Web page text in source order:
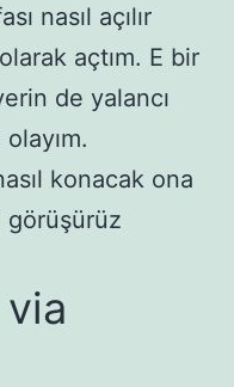
nasıl açılır
açtım. E bir
de yalancı
olayım.
konacak ona
görüşürüz